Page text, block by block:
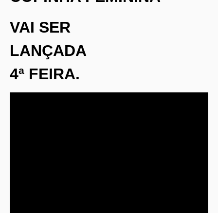
VAI SER
LANÇADA
4ª FEIRA.